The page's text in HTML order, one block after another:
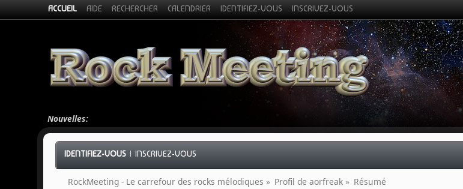
ACCUEIL AIDE RECHERCHER CALENDRIER IDENTIFIEZ-VOUS INSCRIVEZ-VOUS
Nouvelles:
IDENTIFIEZ-VOUS |INSCRIVEZ-VOUS
RockMeeting - Le carrefour des rocks mélodiques » Profil de aorfreak » Résumé